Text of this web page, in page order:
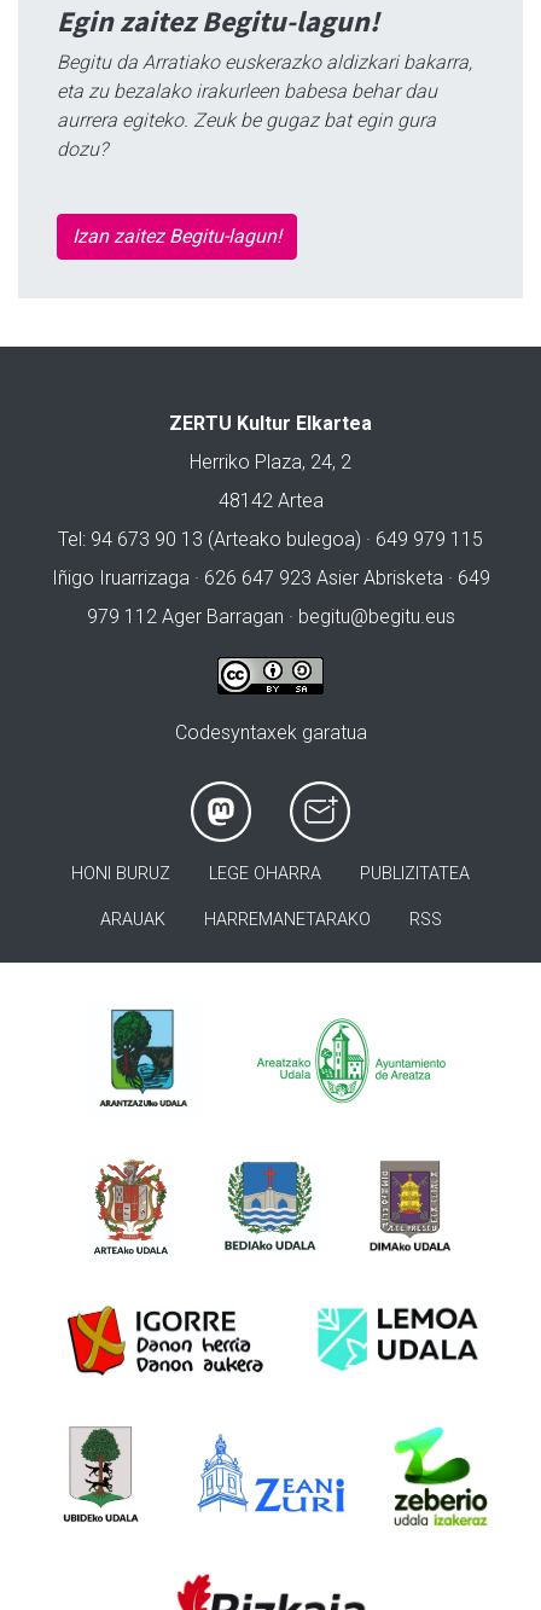
Egin zaitez Begitu-lagun!
Begitu da Arratiako euskerazko aldizkari bakarra,
eta zu bezalako irakurleen babesa behar dau
aurrera egiteko. Zeuk be gugaz bat egin gura
dozu?
Izan zaitez Begitu-lagun!
ZERTU Kultur Elkartea
Herriko Plaza, 24, 2
48142 Artea
Tel: 94 673 90 13 (Arteako bulegoa) · 649 979 115
Iñigo Iruarrizaga · 626 647 923 Asier Abrisketa · 649
979 112 Ager Barragan · begitu@begitu.eus
Codesyntaxek garatua
HONI BURUZ LEGE OHARRA PUBLIZITATEA
ARAUAK HARREMANETARAKO RSS